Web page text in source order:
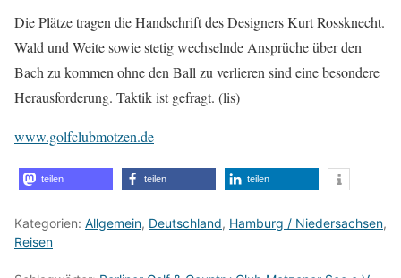
Die Plätze tragen die Handschrift des Designers Kurt Rossknecht.
Wald und Weite sowie stetig wechselnde Ansprüche über den
Bach zu kommen ohne den Ball zu verlieren sind eine besondere
Herausforderung. Taktik ist gefragt. (lis)
www.golfclubmotzen.de
teilen teilen teilen
Kategorien: Allgemein, Deutschland, Hamburg / Niedersachsen,
Reisen